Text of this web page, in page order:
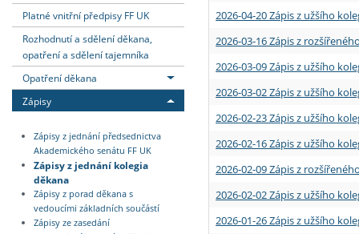
Platné vnitřní předpisy FF UK
Rozhodnutí a sdělení děkana,
opatření a sdělení tajemníka
Opatření děkana
Zápisy
Zápisy z jednání předsednictva
Akademického senátu FF UK
Zápisy z jednání kolegia
děkana
Zápisy z porad děkana s
vedoucími základních součástí
Zápisy ze zasedání
2026-04-20 Zápis z užšího
2026-03-16 Zápis z
2026-03-09 Zápis z užšího
2026-03-02 Zápis z užšího
2026-02-23 Zápis z užšího
2026-02-16 Zápis z užšího
2026-02-09 Zápis z
2026-02-02 Zápis z užšího
2026-01-26 Zápis z užšího